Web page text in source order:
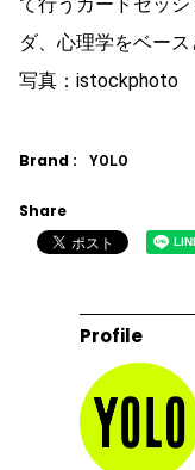
ダ、心理学をベー
写真：istockphoto
Brand : YOLO
Share
Profile